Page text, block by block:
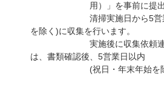
用）」を事前に提出し
清掃実施日から5営業日
を除く)に収集を行います。
実施後に収集依頼連絡票
は、書類確認後、5営業日以内
(祝日・年末年始を除く)